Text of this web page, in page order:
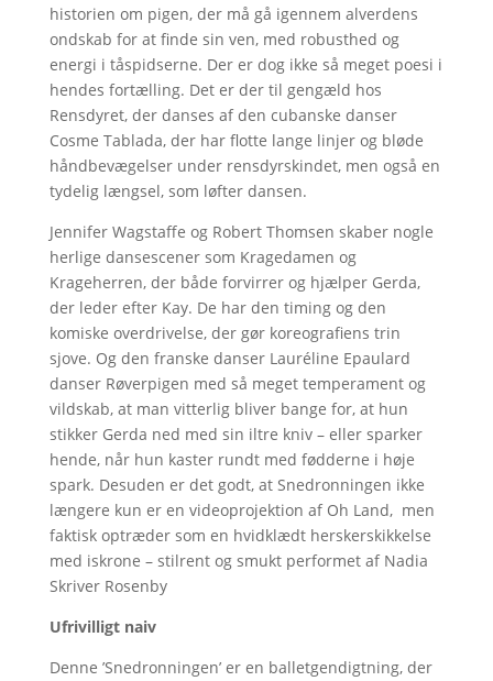
historien om pigen, der må gå igennem alverdens
ondskab for at finde sin ven, med robusthed og
energi i tåspidserne. Der er dog ikke så meget poesi i
hendes fortælling. Det er der til gengæld hos
Rensdyret, der danses af den cubanske danser
Cosme Tablada, der har flotte lange linjer og bløde
håndbevægelser under rensdyrskindet, men også en
tydelig længsel, som løfter dansen.
Jennifer Wagstaffe og Robert Thomsen skaber nogle
herlige dansescener som Kragedamen og
Krageherren, der både forvirrer og hjælper Gerda,
der leder efter Kay. De har den timing og den
komiske overdrivelse, der gør koreografiens trin
sjove. Og den franske danser Lauréline Epaulard
danser Røverpigen med så meget temperament og
vildskab, at man vitterlig bliver bange for, at hun
stikker Gerda ned med sin iltre kniv – eller sparker
hende, når hun kaster rundt med fødderne i høje
spark. Desuden er det godt, at Snedronningen ikke
længere kun er en videoprojektion af Oh Land, men
faktisk optræder som en hvidklædt herskerskikkelse
med iskrone – stilrent og smukt performet af Nadia
Skriver Rosenby
Ufrivilligt naiv
Denne ’Snedronningen’ er en balletgendigtning, der